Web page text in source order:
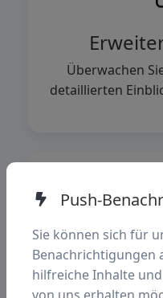
Überwachen
detaillierten
Sparen Sie Zeit
Push-
Sie können sich für
Benachrichtigungen
hilfreiche Inhalte
von uns erhalten